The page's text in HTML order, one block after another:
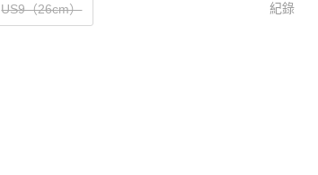
US9（26cm）
紀錄